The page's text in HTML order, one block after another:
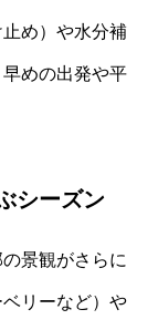
め）や水分補
めの出発や平
シーズン
景観がさらに
リーなど）や